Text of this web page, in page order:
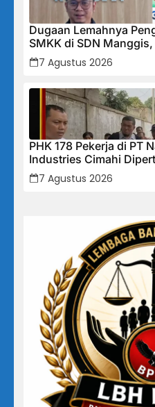
Dugaan Lemahnya
SMKK di SDN
Tidak Akan Segan
7 Agustus 2026
PHK 178 Pekerja di PT
Industries Cimahi
Klaim Rugi, Laporan
Tunjukkan Penurunan
7 Agustus 2026